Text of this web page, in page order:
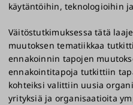
käytäntöihin, teknologioihin
Väitöstutkimuksessa tätä
muutoksen tematiikkaa
ennakoinnin tapojen
ennakointitapoja tutkittiin
kohteiksi valittiin uusia
yrityksiä ja organisaatioita